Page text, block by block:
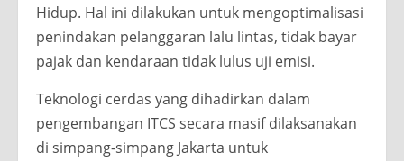
Hidup. Hal ini dilakukan untuk mengoptimalisasi
penindakan pelanggaran lalu lintas, tidak bayar
pajak dan kendaraan tidak lulus uji emisi.
Teknologi cerdas yang dihadirkan dalam
pengembangan ITCS secara masif dilaksanakan
di simpang-simpang Jakarta untuk